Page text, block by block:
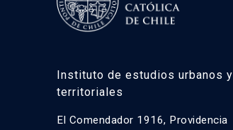
Instituto de estudios urbanos y
territoriales
El Comendador 1916, Providencia